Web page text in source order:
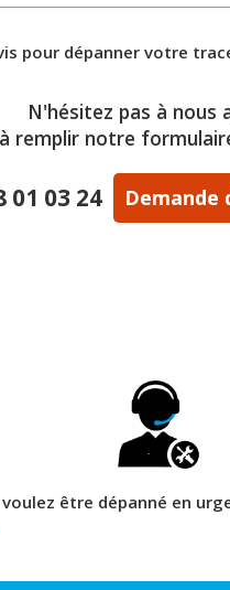
pour dépanner votre
N'hésitez pas à nous
remplir notre
01 03 24 Demande
être dépanné en